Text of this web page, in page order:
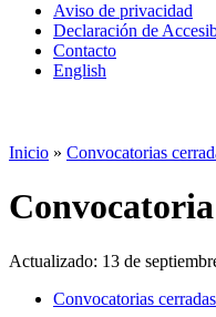
Aviso de privacidad
Declaración de
Contacto
English
Inicio » Convocatorias
Actualizado: 13 de
Convocatorias cerradas